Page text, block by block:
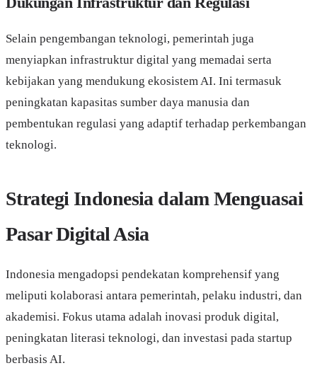
Selain pengembangan teknologi, pemerintah juga
menyiapkan infrastruktur digital yang memadai serta
kebijakan yang mendukung ekosistem AI. Ini termasuk
peningkatan kapasitas sumber daya manusia dan
pembentukan regulasi yang adaptif terhadap perkembangan
teknologi.
Strategi Indonesia dalam Menguasai
Pasar Digital Asia
Indonesia mengadopsi pendekatan komprehensif yang
meliputi kolaborasi antara pemerintah, pelaku industri, dan
akademisi. Fokus utama adalah inovasi produk digital,
peningkatan literasi teknologi, dan investasi pada startup
berbasis AI.